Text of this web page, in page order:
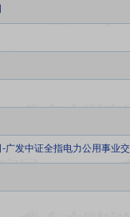
广发中证全指电力公用事业